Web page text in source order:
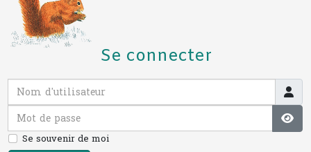
Se connecter
Nom d'utilisateur
Mot de passe
Se souvenir de moi